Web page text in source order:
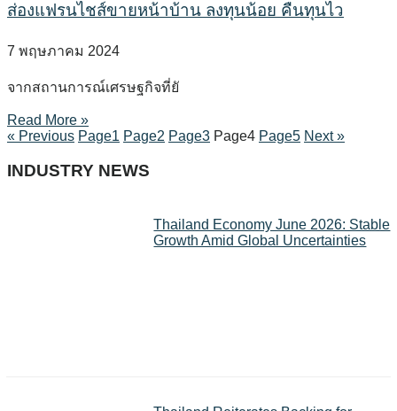
ส่องแฟรนไชส์ขายหน้าบ้าน ลงทุนน้อย คืนทุนไว
7 พฤษภาคม 2024
จากสถานการณ์เศรษฐกิจที่ยั
Read More »
« Previous Page1 Page2 Page3 Page4 Page5 Next »
INDUSTRY NEWS
Thailand Economy June 2026: Stable
Growth Amid Global Uncertainties